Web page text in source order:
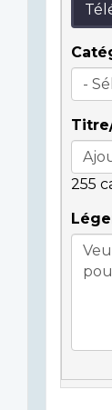
255